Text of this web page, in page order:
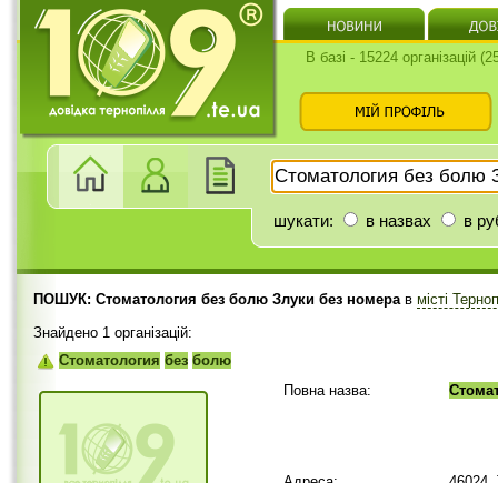
В базі - 15224 організацій
шукати: в назвах в
ПОШУК: Стоматология без болю Злуки без номерав місті
Знайдено 1 організацій:
Стоматология без болю
Повна назва: